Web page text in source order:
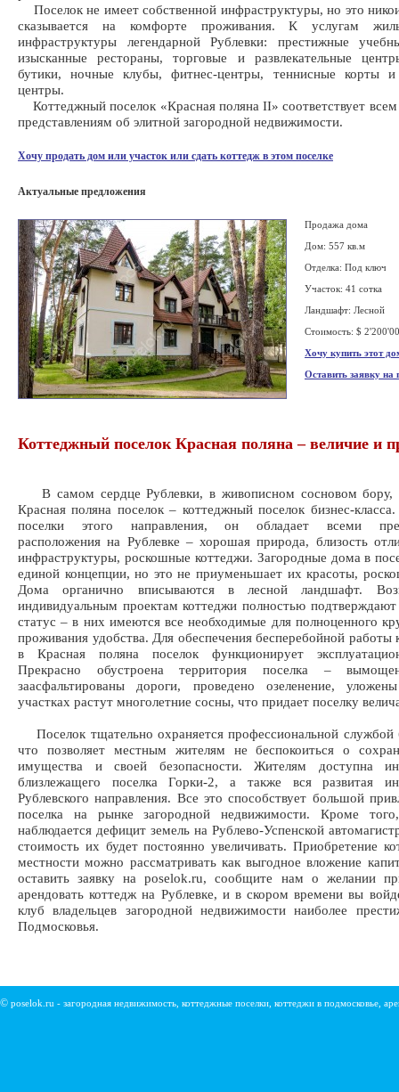
Поселок не имеет собственной инфраструктуры, но это
сказывается на комфорте проживания. К услугам
инфраструктуры легендарной Рублевки: престижные
изысканные рестораны, торговые и развлекательные
бутики, ночные клубы, фитнес-центры, теннисные корты и
центры.
Коттеджный поселок «Красная поляна II» соответствует
представлениям об элитной загородной недвижимости.
Хочу продать дом или участок или сдать коттедж в этом поселке
Актуальные предложения
Продажа дома
Дом: 557 кв.м
Отделка: Под ключ
Участок: 41 сотка
Ландшафт: Лесной
Стоимость: $
Хочу купить этот
Оставить заявку на
Коттеджный поселок Красная поляна – величие и
В самом сердце Рублевки, в живописном сосновом бору,
Красная поляна поселок – коттеджный поселок бизнес-
поселки этого направления, он обладает всеми
расположения на Рублевке – хорошая природа, близость
инфраструктуры, роскошные коттеджи. Загородные дома в
единой концепции, но это не приуменьшает их красоты,
Дома органично вписываются в лесной ландшафт.
индивидуальным проектам коттеджи полностью
статус – в них имеются все необходимые для полноценного
проживания удобства. Для обеспечения бесперебойной работы
в Красная поляна поселок функционирует
Прекрасно обустроена территория поселка –
заасфальтированы дороги, проведено озеленение,
участках растут многолетние сосны, что придает поселку
Поселок тщательно охраняется профессиональной службой
что позволяет местным жителям не беспокоиться о
имущества и своей безопасности. Жителям доступна
близлежащего поселка Горки-2, а также вся развитая
Рублевского направления. Все это способствует большой
поселка на рынке загородной недвижимости. Кроме
наблюдается дефицит земель на Рублево-Успенской
стоимость их будет постоянно увеличивать. Приобретение
местности можно рассматривать как выгодное вложение
оставить заявку на poselok.ru, сообщите нам о желании
арендовать коттедж на Рублевке, и в скором времени вы
клуб владельцев загородной недвижимости наиболее
Подмосковья.
© poselok.ru - загородная недвижимость, коттеджные поселки, коттеджи в подмосковье,